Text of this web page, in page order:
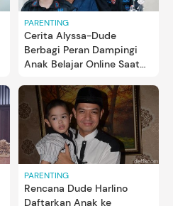
PARENTING
Cerita Alyssa-Dude
Berbagi Peran Dampingi
Anak Belajar Online Saat
PARENTING
Rencana Dude Harlino
Daftarkan Anak ke